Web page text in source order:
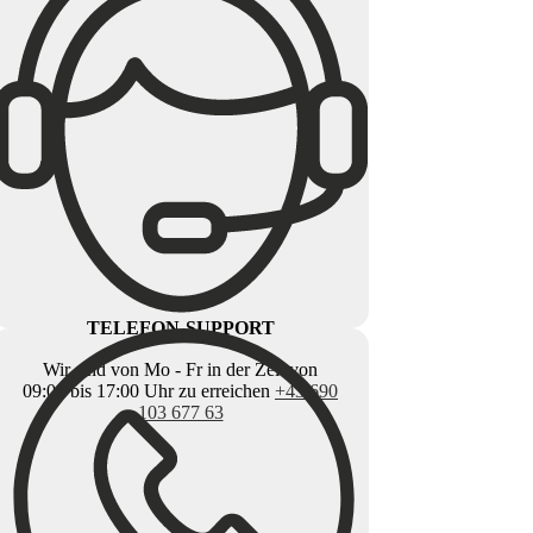
TELEFON-SUPPORT
Wir sind von Mo - Fr in der Zeit von
09:00 bis 17:00 Uhr zu erreichen +43 690
103 677 63